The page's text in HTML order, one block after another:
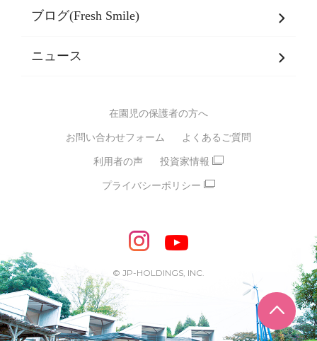
ページ
乳児期・幼児期・
バイリンガル保育園
スポーツ保育園
モンテッソーリ式保育園
STEAMS保育・学童
えいご
めざせ！バイリンガル！
めざせ！アスリート教室
ピアノ教室♪ ドレミっこ
めざせ!HIPHOPダンサー!
会社概要
SDGsについて
ブログ(Fresh Smile)
ニュース
在園児の保護者の方へ
お問い合わせフォーム よくあるご質問
利用者の声 投資家情報
プライバシーポリシー
© JP-HOLDINGS, INC.